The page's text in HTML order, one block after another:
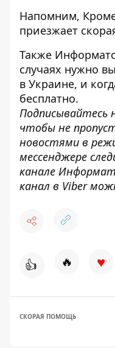
Напомним,
приезжает
Также
случаях нужно
в Украине, и
бесплатно.
Подписывайтесь
чтобы не
новостями в
мессенджере
канале
канал в Viber
👍 🔥 ♥
СКОРАЯ ПОМОЩЬ